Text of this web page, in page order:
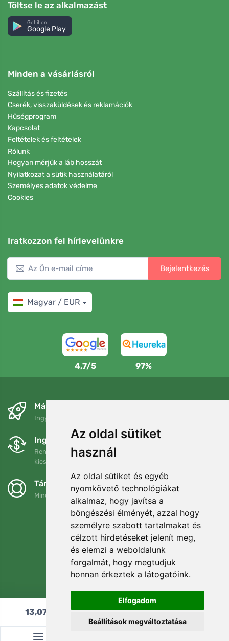
Az oldal sütiket
használ
Az oldal sütiket és egyéb
nyomkövető technológiákat
alkalmaz, hogy javítsa a
böngészési élményét, azzal hogy
személyre szabott tartalmakat és
célzott hirdetéseket jelenít meg,
és elemzi a weboldalunk
forgalmát, hogy megtudjuk
honnan érkeztek a látogatóink.
Elfogadom
Beállítások megváltoztatása
Töltse le az alkalmazást
Get it on
Google Play
Minden a vásárlásról
Szállítás és fizetés
Cserék, visszaküldések és reklamációk
Hűségprogram
Kapcsolat
Feltételek és feltételek
Rólunk
Hogyan mérjük a láb hosszát
Nyilatkozat a sütik használatáról
Személyes adatok védelme
Cookies
Iratkozzon fel hírlevelünkre
Bejelentkezés
Magyar / EUR
4,7/5 97%
Másnapra és ingyenesen
Ingyenes szállítás a következő összeg felett: 80 EUR
Ingyenes csere és visszaküldés
Rendelését 90 napon belül bármikor visszaküldheti vagy
kicserélheti.
Támogatjuk a Trees.org-ot
Minden megrendelésért ültetünk egy fát! Bővebben
13,07 Hozzáadás a kosárhoz